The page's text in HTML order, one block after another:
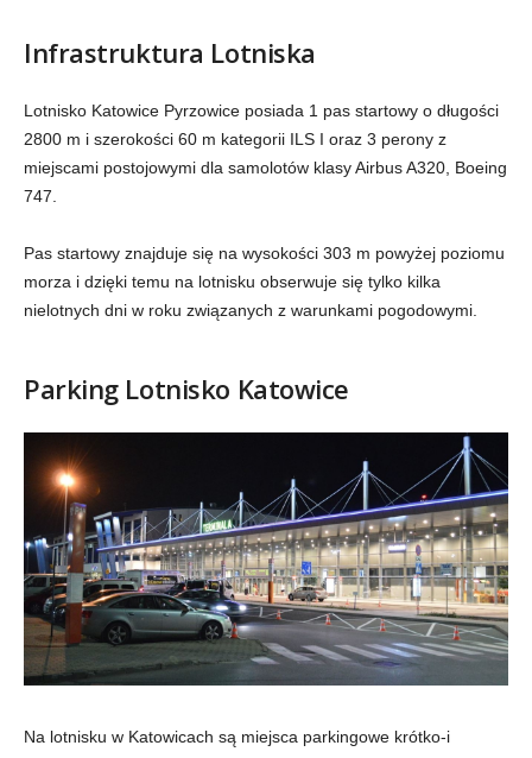
Infrastruktura Lotniska
Lotnisko Katowice Pyrzowice posiada 1 pas startowy o długości
2800 m i szerokości 60 m kategorii ILS I oraz 3 perony z
miejscami postojowymi dla samolotów klasy Airbus A320, Boeing
747.
Pas startowy znajduje się na wysokości 303 m powyżej poziomu
morza i dzięki temu na lotnisku obserwuje się tylko kilka
nielotnych dni w roku związanych z warunkami pogodowymi.
Parking Lotnisko Katowice
Na lotnisku w Katowicach są miejsca parkingowe krótko-i